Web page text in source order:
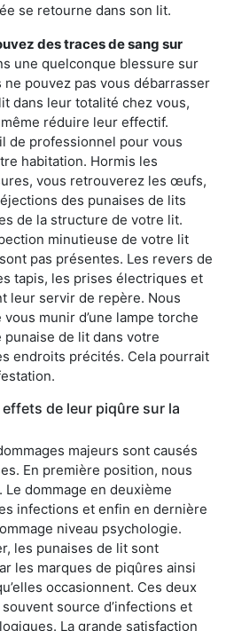
se retourne dans son lit.
des traces de sang sur
une quelconque blessure sur
pouvez pas vous débarrasser
dans leur totalité chez vous,
réduire leur effectif.
de professionnel pour vous
habitation. Hormis les
vous retrouverez les œufs,
des punaises de lits
de la structure de votre lit.
minutieuse de votre lit
pas présentes. Les revers de
tapis, les prises électriques et
leur servir de repère. Nous
munir d’une lampe torche
de lit dans votre
endroits précités. Cela pourrait
de leur piqûre sur la
majeurs sont causés
En première position, nous
dommage en deuxième
infections et enfin en dernière
niveau psychologie.
les punaises de lit sont
les marques de piqûres ainsi
occasionnent. Ces deux
source d’infections et
La grande satisfaction